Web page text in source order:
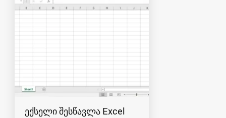
ექსელი შესწავლა Excel